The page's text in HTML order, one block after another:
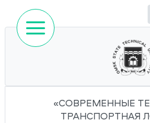
«СОВРЕМЕННЫЕ
ТРАНСПОРТНАЯ